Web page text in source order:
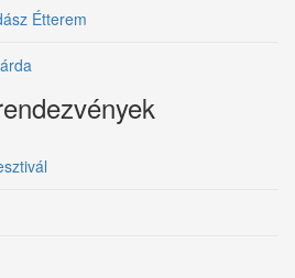
Étterem